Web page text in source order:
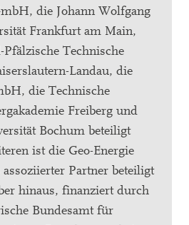
die Johann Wolfgang
Frankfurt am Main,
Technische
Landau, die
die Technische
Freiberg und
Bochum beteiligt
ist die Geo-Energie
assoziierter Partner beteiligt
hinaus, finanziert durch
Bundesamt für